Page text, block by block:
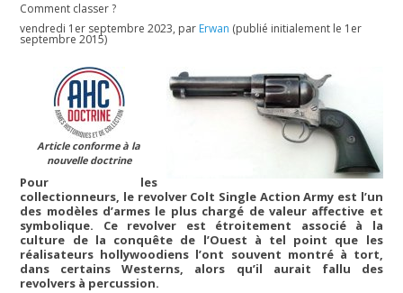
Comment classer ?
vendredi 1er septembre 2023, par Erwan (publié initialement le 1er
septembre 2015)
Article conforme à la
nouvelle doctrine
Pour les
collectionneurs, le revolver Colt Single Action Army est l’un
des modèles d’armes le plus chargé de valeur affective et
symbolique. Ce revolver est étroitement associé à la
culture de la conquête de l’Ouest à tel point que les
réalisateurs hollywoodiens l’ont souvent montré à tort,
dans certains Westerns, alors qu’il aurait fallu des
revolvers à percussion.